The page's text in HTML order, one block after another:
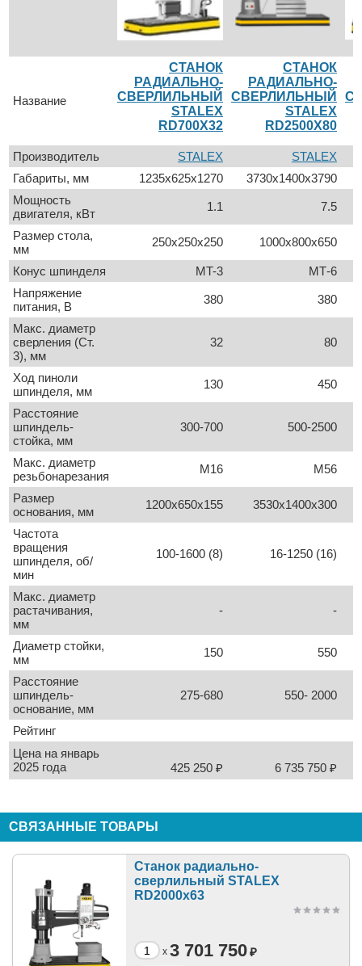
Название
СТАНОК
РАДИАЛЬНО-
СВЕРЛИЛЬНЫЙ
STALEX
RD700X32
СТАНОК
РАДИАЛЬНО-
СВЕРЛИЛЬНЫЙ
STALEX
RD2500X80
Производитель STALEX
STALEX
Габариты, мм
1235х625х1270 3730х1400х3790
Мощность
двигателя, кВт
1.1 7.5
Размер стола,
мм
250x250x250 1000х800х650
Конус шпинделя MT-3
MТ-6
Напряжение
питания, В
380 380
Макс. диаметр
сверления (Ст.
3), мм
32 80
Ход пиноли
шпинделя, мм
130 450
Расстояние
шпиндель-
стойка, мм
300-700 500-2500
Макс. диаметр
резьбонарезания
M16 М56
Размер
основания, мм
1200х650х155 3530х1400х300
Частота
вращения
шпинделя, об/
мин
100-1600 (8) 16-1250 (16)
Макс. диаметр
растачивания,
мм
- -
Диаметр стойки,
мм
150 550
Расстояние
шпиндель-
основание, мм
275-680 550- 2000
Рейтинг
Цена на январь
2025 года
425 250 ₽ 6 735 750 ₽
СВЯЗАННЫЕ ТОВАРЫ
Станок радиально-
сверлильный STALEX
RD2000x63
x 3 701 750₽